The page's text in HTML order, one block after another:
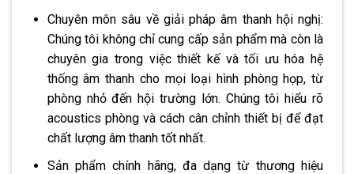
Chuyên môn sâu về giải pháp âm thanh hội nghị:
Chúng tôi không chỉ cung cấp sản phẩm mà còn là
chuyên gia trong việc thiết kế và tối ưu hóa hệ
thống âm thanh cho mọi loại hình phòng họp, từ
phòng nhỏ đến hội trường lớn. Chúng tôi hiểu rõ
acoustics phòng và cách cân chỉnh thiết bị để đạt
chất lượng âm thanh tốt nhất.
Sản phẩm chính hãng, đa dạng từ thương hiệu